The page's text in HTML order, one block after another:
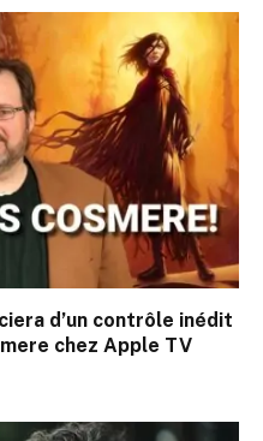
d’un contrôle inédit
chez Apple TV